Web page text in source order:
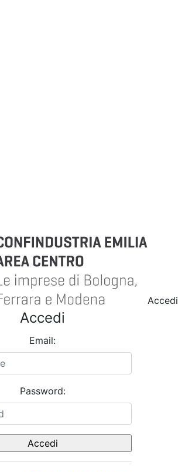
Accedi
Accedi
Email:
Password: